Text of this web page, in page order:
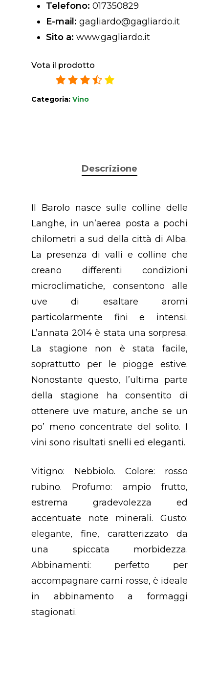
Telefono: 017350829
E-mail: gagliardo@gagliardo.it
Sito a: www.gagliardo.it
Vota il prodotto
Categoria: Vino
Descrizione
Il Barolo nasce sulle colline delle
Langhe, in un’aerea posta a pochi
chilometri a sud della città di Alba.
La presenza di valli e colline che
creano differenti condizioni
microclimatiche, consentono alle
uve di esaltare aromi
particolarmente fini e intensi.
L’annata 2014 è stata una sorpresa.
La stagione non è stata facile,
soprattutto per le piogge estive.
Nonostante questo, l’ultima parte
della stagione ha consentito di
ottenere uve mature, anche se un
po’ meno concentrate del solito. I
vini sono risultati snelli ed eleganti.
Vitigno: Nebbiolo. Colore: rosso
rubino. Profumo: ampio frutto,
estrema gradevolezza ed
accentuate note minerali. Gusto:
elegante, fine, caratterizzato da
una spiccata morbidezza.
Abbinamenti: perfetto per
accompagnare carni rosse, è ideale
in abbinamento a formaggi
stagionati.
Concept
Chi Siamo
Premio
Premio “PANIERE
Anno 2023
Premio “PANIERE
Prodotti
Birra
Formaggi
Contatti
Contattaci